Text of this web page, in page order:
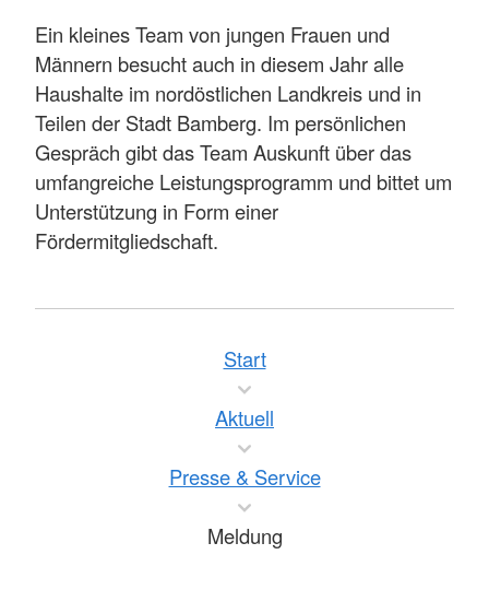
Ein kleines Team von jungen Frauen und
Männern besucht auch in diesem Jahr alle
Haushalte im nordöstlichen Landkreis und in
Teilen der Stadt Bamberg. Im persönlichen
Gespräch gibt das Team Auskunft über das
umfangreiche Leistungsprogramm und bittet um
Unterstützung in Form einer
Fördermitgliedschaft.
Start
Aktuell
Presse & Service
Meldung